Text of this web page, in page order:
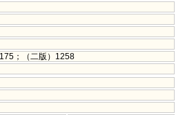
；（二版）1258